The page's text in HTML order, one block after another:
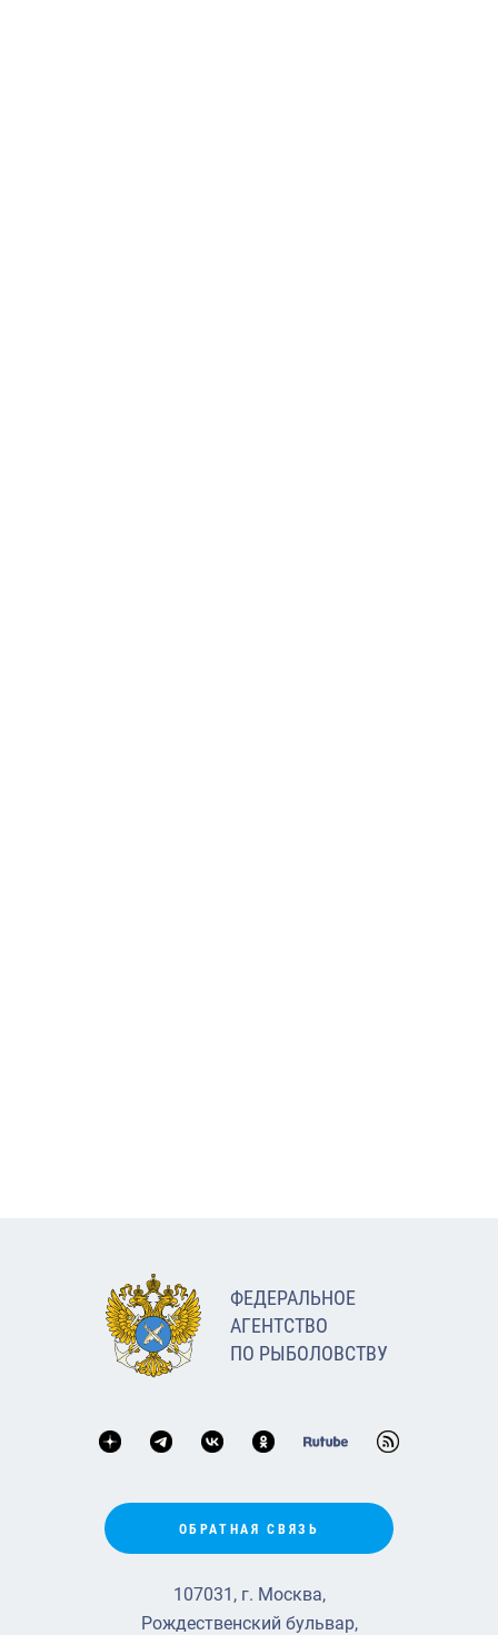
ФЕДЕРАЛЬНОЕ
АГЕНТСТВО
ПО РЫБОЛОВСТВУ
ОБРАТНАЯ СВЯЗЬ
107031, г. Москва,
Рождественский бульвар,